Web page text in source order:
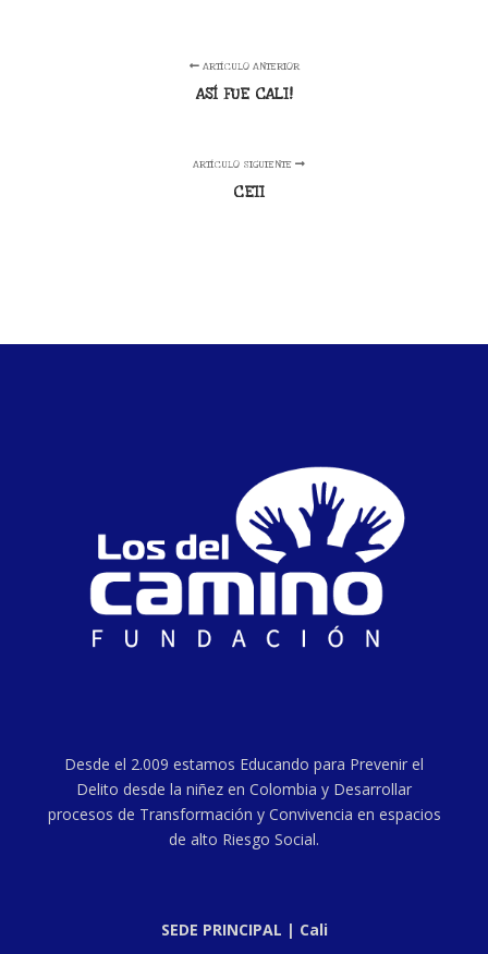
ARTÍCULO ANTERIOR
ASÍ FUE CALI!
ARTÍCULO SIGUIENTE
CEII
Desde el 2.009 estamos Educando para Prevenir el
Delito desde la niñez en Colombia y Desarrollar
procesos de Transformación y Convivencia en espacios
de alto Riesgo Social.
SEDE PRINCIPAL | Cali